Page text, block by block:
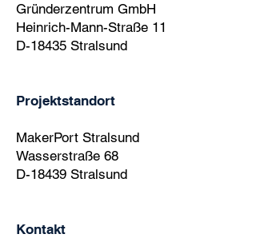
Gründerzentrum GmbH
Heinrich-Mann-Straße 11
D-18435 Stralsund
Projektstandort
MakerPort Stralsund
Wasserstraße 68
D-18439 Stralsund
Kontakt